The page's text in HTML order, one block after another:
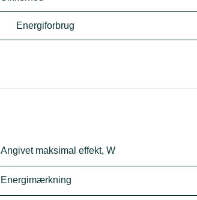
Energiforbrug
Angivet maksimal effekt, W
Energimærkning